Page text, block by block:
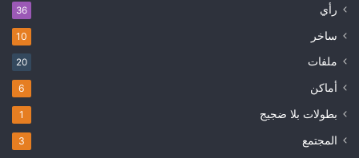
رأي 36
ساخر 10
ملفات 20
أماكن 6
بطولات بلا ضجيج 1
المجتمع 3